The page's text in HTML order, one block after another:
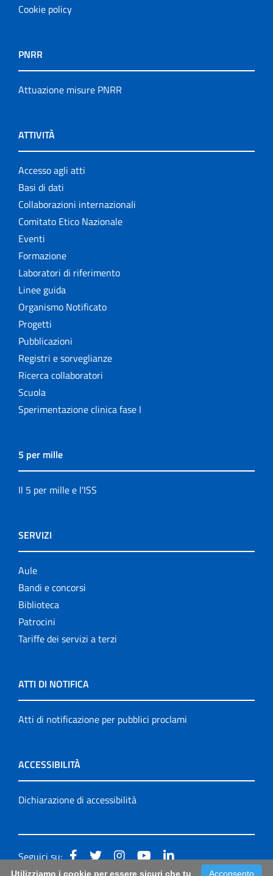
Cookie policy
PNRR
Attuazione misure PNRR
ATTIVITÀ
Accesso agli atti
Basi di dati
Collaborazioni internazionali
Comitato Etico Nazionale
Eventi
Formazione
Laboratori di riferimento
Linee guida
Organismo Notificato
Progetti
Pubblicazioni
Registri e sorveglianze
Ricerca collaboratori
Scuola
Sperimentazione clinica fase I
5 per mille
Il 5 per mille e l'ISS
SERVIZI
Aule
Bandi e concorsi
Biblioteca
Patrocini
Tariffe dei servizi a terzi
ATTI DI NOTIFICA
Atti di notificazione per pubblici proclami
ACCESSIBILITÀ
Dichiarazione di accessibilità
Seguici su:
Acconsento
Utilizziamo i cookie per essere sicuri che tu